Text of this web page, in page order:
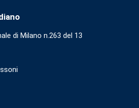
di Milano n.263 del 13